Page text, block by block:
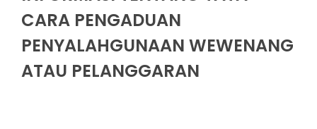
CARA PENGADUAN
PENYALAHGUNAAN WEWENANG
ATAU PELANGGARAN